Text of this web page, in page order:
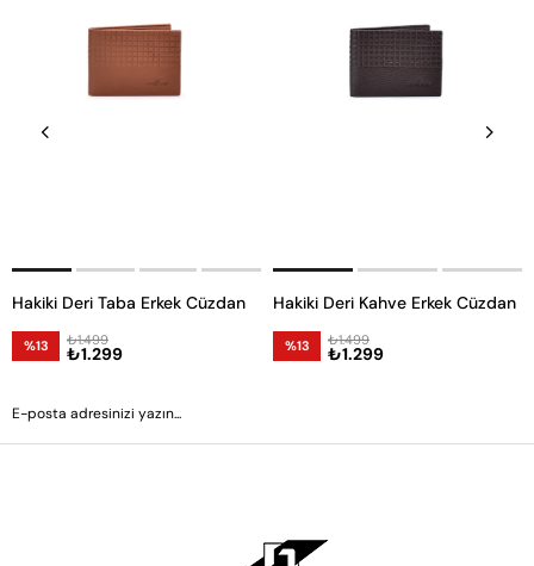
Hakiki Deri Taba Erkek Cüzdan
%13 ₺1.299
₺1.499
Hakiki Deri Kahve Erkek Cüzdan
%13 ₺1.299
₺1.499